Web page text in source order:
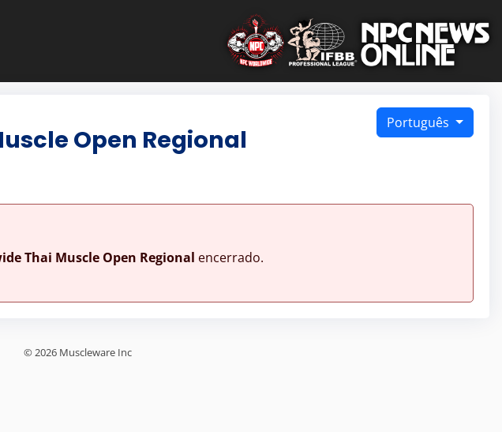
Português
Open Regional
Thai Muscle Open Regional encerrado.
© 2026 Muscleware Inc